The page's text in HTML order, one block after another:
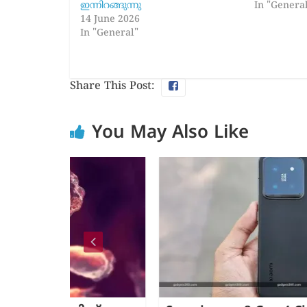
ഇന്നിറങ്ങുന്നു
14 June 2026
In "General"
In
Share This Post:
You May Also Like